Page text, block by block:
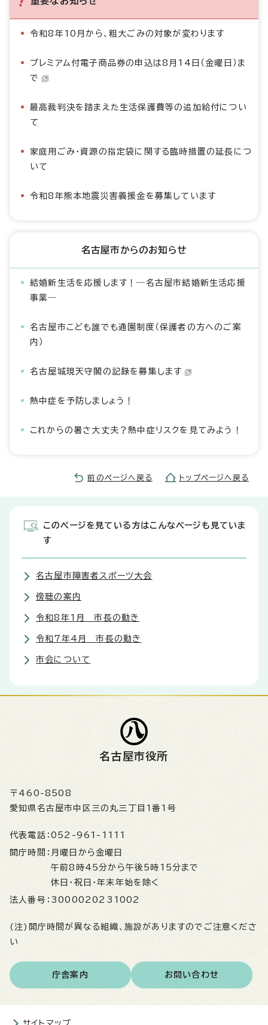
令和8年10月から、粗大ごみの対象が変わります
プレミアム付電子商品券の申込は8月14日（金曜日）ま
で
最高裁判決を踏まえた生活保護費等の追加給付につい
て
家庭用ごみ・資源の指定袋に関する臨時措置の延長につ
いて
令和8年熊本地震災害義援金を募集しています
名古屋市からのお知らせ
結婚新生活を応援します！―名古屋市結婚新生活応援
事業―
名古屋市こども誰でも通園制度（保護者の方へのご案
内）
名古屋城現天守閣の記録を募集します
熱中症を予防しましょう！
これからの暑さ大丈夫？熱中症リスクを見てみよう！
前のページへ戻る トップページへ戻る
このページを見ている方はこんなページも見ていま
す
名古屋市障害者スポーツ大会
傍聴の案内
令和8年1月 市長の動き
令和7年4月 市長の動き
市会について
名古屋市役所
〒460-8508
愛知県名古屋市中区三の丸三丁目1番1号
代表電話： 052-961-1111
開庁時間： 月曜日から金曜日
午前8時45分から午後5時15分まで
休日・祝日・年末年始を除く
法人番号： 3000020231002
(注)開庁時間が異なる組織、施設がありますのでご注意くださ
い
庁舎案内 お問い合わせ
サイトマップ